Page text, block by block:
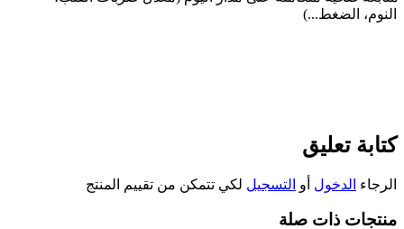
النوم، الضغط...)
كتابة تعليق
الرجاء الدخول أو التسجيل لكي تتمكن من تقييم المنتج
منتجات ذات صلة